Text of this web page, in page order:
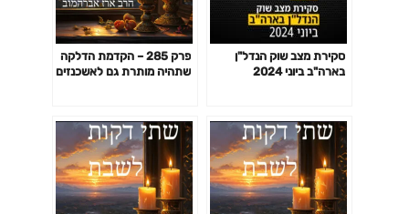
סקירת מצב שוק הנדל"ן
בארה"ב ביוני 2024
פרק 285 – הקדמת הדלקה
שתהיה מותרת גם לאשכנזים